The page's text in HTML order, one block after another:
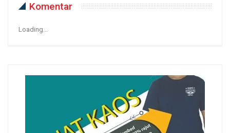
Komentar
Loading...